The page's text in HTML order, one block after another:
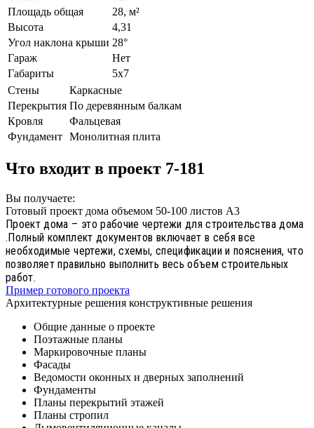
Площадь общая
28, м²
Высота
4,31
Угол наклона крыши 28°
Гараж
Нет
Габариты
5х7
Стены
Каркасные
Перекрытия По деревянным балкам
Кровля
Фальцевая
Фундамент Монолитная плита
Что входит в проект 7-181
Вы получаете:
Готовый проект дома объемом 50-100 листов А3
Проект дома – это рабочие чертежи для строительства дома
.Полный комплект документов включает в себя все
необходимые чертежи, схемы, спецификации и пояснения, что
позволяет правильно выполнить весь объем строительных
работ.
Пример готового проекта
Архитектурные решения конструктивные решения
Общие данные о проекте
Поэтажные планы
Маркировочные планы
Фасады
Ведомости оконных и дверных заполнений
Фундаменты
Планы перекрытий этажей
Планы стропил